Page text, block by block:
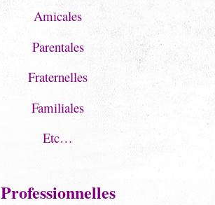
Amicales
Parentales
Fraternelles
Familiales
Etc…
Professionnelles